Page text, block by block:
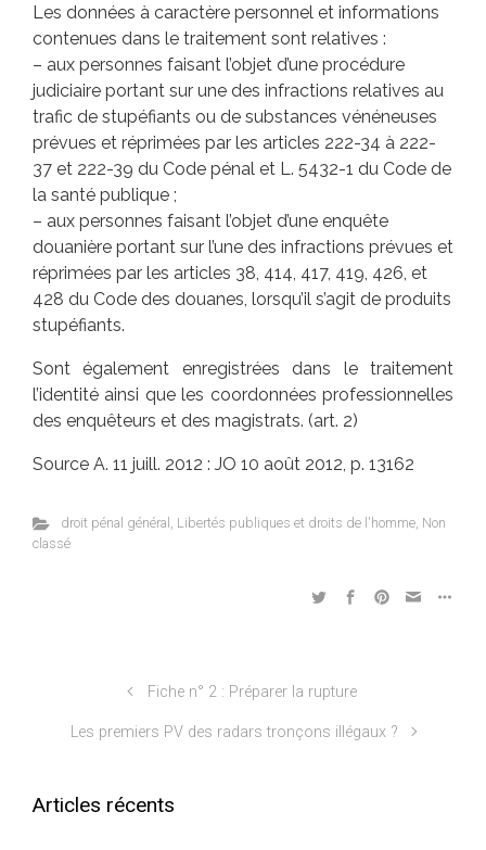
Les données à caractère personnel et informations
contenues dans le traitement sont relatives :
– aux personnes faisant l’objet d’une procédure
judiciaire portant sur une des infractions relatives au
trafic de stupéfiants ou de substances vénéneuses
prévues et réprimées par les articles 222-34 à 222-
37 et 222-39 du Code pénal et L. 5432-1 du Code de
la santé publique ;
– aux personnes faisant l’objet d’une enquête
douanière portant sur l’une des infractions prévues et
réprimées par les articles 38, 414, 417, 419, 426, et
428 du Code des douanes, lorsqu’il s’agit de produits
stupéfiants.
Sont également enregistrées dans le traitement
l’identité ainsi que les coordonnées professionnelles
des enquêteurs et des magistrats. (art. 2)
Source A. 11 juill. 2012 : JO 10 août 2012, p. 13162
droit pénal général , Libertés publiques et droits de l'homme, Non
classé
Fiche n° 2 : Préparer la rupture
Les premiers PV des radars tronçons illégaux ?
Articles récents